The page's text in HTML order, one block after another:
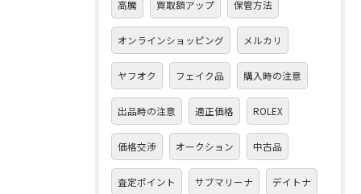
高騰 買取額アップ 保管方法
オンラインショッピング メルカリ
ヤフオク フェイク品 購入時の注意
出品時の注意 適正価格 ROLEX
価格交渉 オークション 中古品
査定ポイント サブマリーナ デイトナ